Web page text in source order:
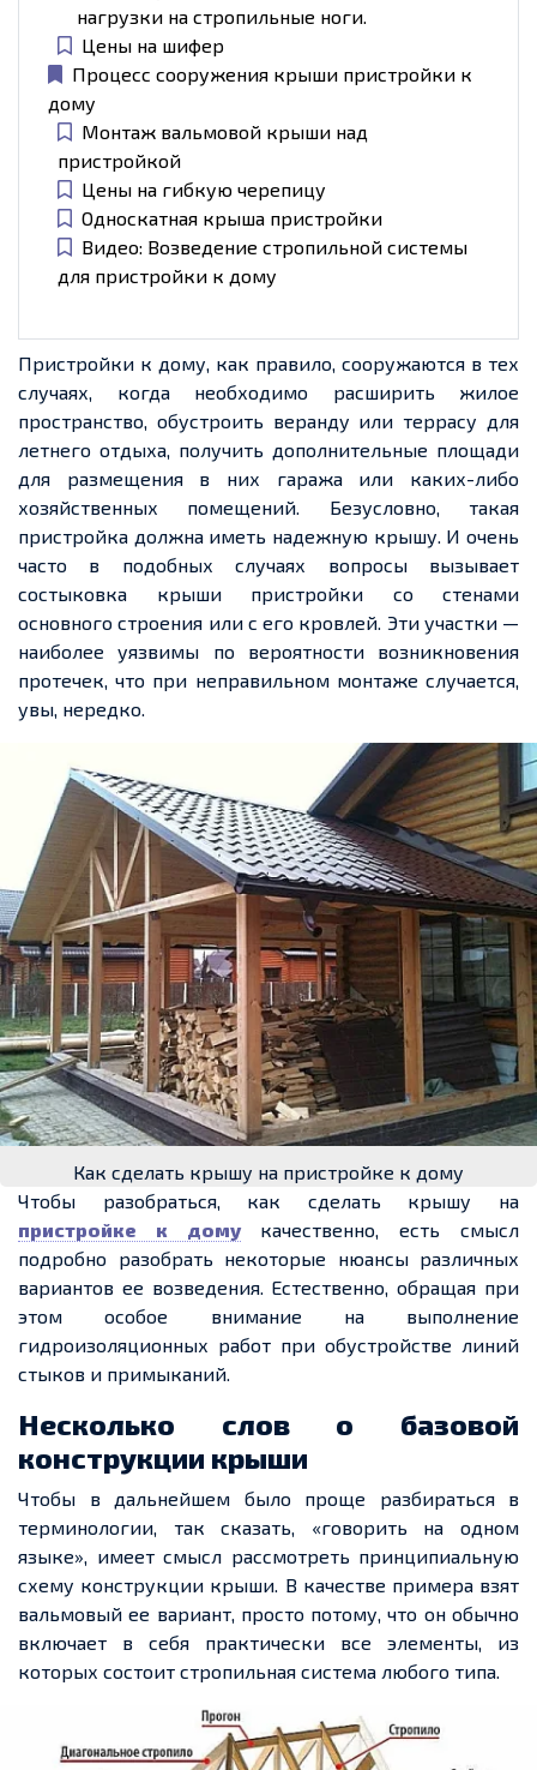
нагрузки на стропильные ноги.
Цены на шифер
Процесс сооружения крыши пристройки к
дому
Монтаж вальмовой крыши над
пристройкой
Цены на гибкую черепицу
Односкатная крыша пристройки
Видео: Возведение стропильной системы
для пристройки к дому
Пристройки к дому, как правило, сооружаются в тех
случаях, когда необходимо расширить жилое
пространство, обустроить веранду или террасу для
летнего отдыха, получить дополнительные площади
для размещения в них гаража или каких-либо
хозяйственных помещений. Безусловно, такая
пристройка должна иметь надежную крышу. И очень
часто в подобных случаях вопросы вызывает
состыковка крыши пристройки со стенами
основного строения или с его кровлей. Эти участки —
наиболее уязвимы по вероятности возникновения
протечек, что при неправильном монтаже случается,
увы, нередко.
Как сделать крышу на пристройке к дому
Чтобы разобраться, как сделать крышу на
пристройке к домукачественно, есть смысл
подробно разобрать некоторые нюансы различных
вариантов ее возведения. Естественно, обращая при
этом особое внимание на выполнение
гидроизоляционных работ при обустройстве линий
стыков и примыканий.
Несколько слов о базовой
конструкции крыши
Чтобы в дальнейшем было проще разбираться в
терминологии, так сказать, «говорить на одном
языке», имеет смысл рассмотреть принципиальную
схему конструкции крыши. В качестве примера взят
вальмовыйее вариант, просто потому, что он обычно
включает в себя практически все элементы, из
которых состоит стропильная система любого типа.